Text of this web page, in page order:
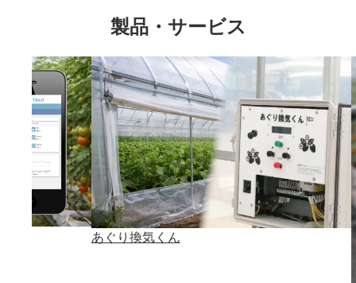
製品・サービス
あぐり換気くん